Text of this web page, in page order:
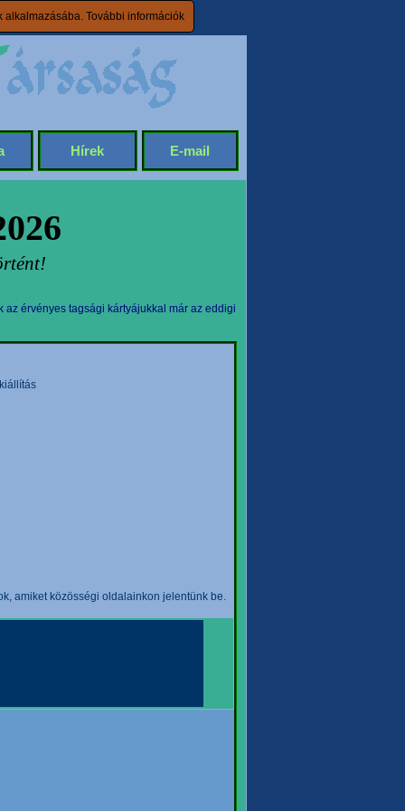
alkalmazásába. További információk
Hírek E-mail
érvényes tagsági kártyájukkal már az eddigi
amiket közösségi oldalainkon jelentünk be.